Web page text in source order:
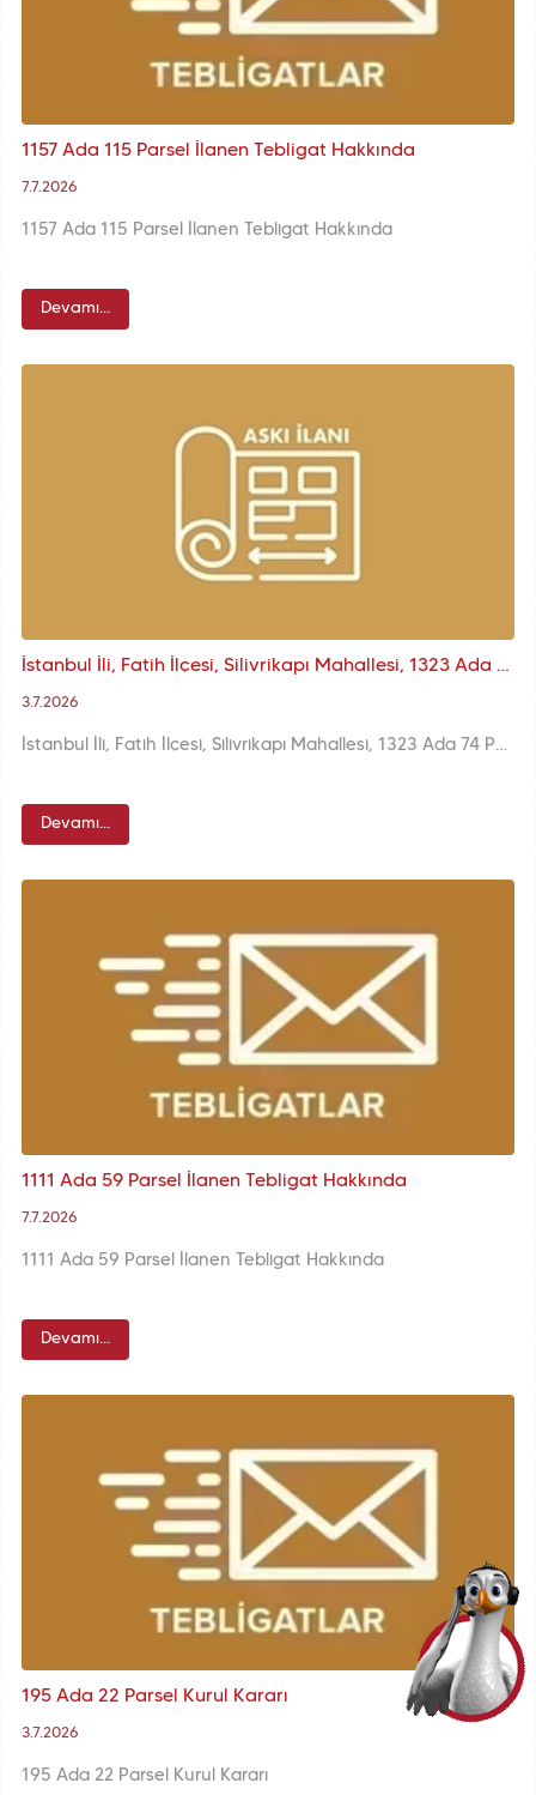
1157 Ada 115 Parsel İlanen Tebligat Hakkında
7.7.2026
1157 Ada 115 Parsel İlanen Tebligat Hakkında
Devamı...
İstanbul İli, Fatih İlçesi, Silivrikapı Mahallesi, 1323 Ada 74 Parsele İlişkin KUİP-341105732 Plan İşlem Numaralı 1/1000 ölçekli askı ilanı
3.7.2026
İstanbul İli, Fatih İlçesi, Silivrikapı Mahallesi, 1323 Ada 74 Parsele İlişkin KUİP-341105732 Plan İşlem Numaralı 1/1000 ölçekli Koruma Amaçlı Uygulama İmar Planı Değişikliği
Devamı...
1111 Ada 59 Parsel İlanen Tebligat Hakkında
7.7.2026
1111 Ada 59 Parsel İlanen Tebligat Hakkında
Devamı...
195 Ada 22 Parsel Kurul Kararı
3.7.2026
195 Ada 22 Parsel Kurul Kararı